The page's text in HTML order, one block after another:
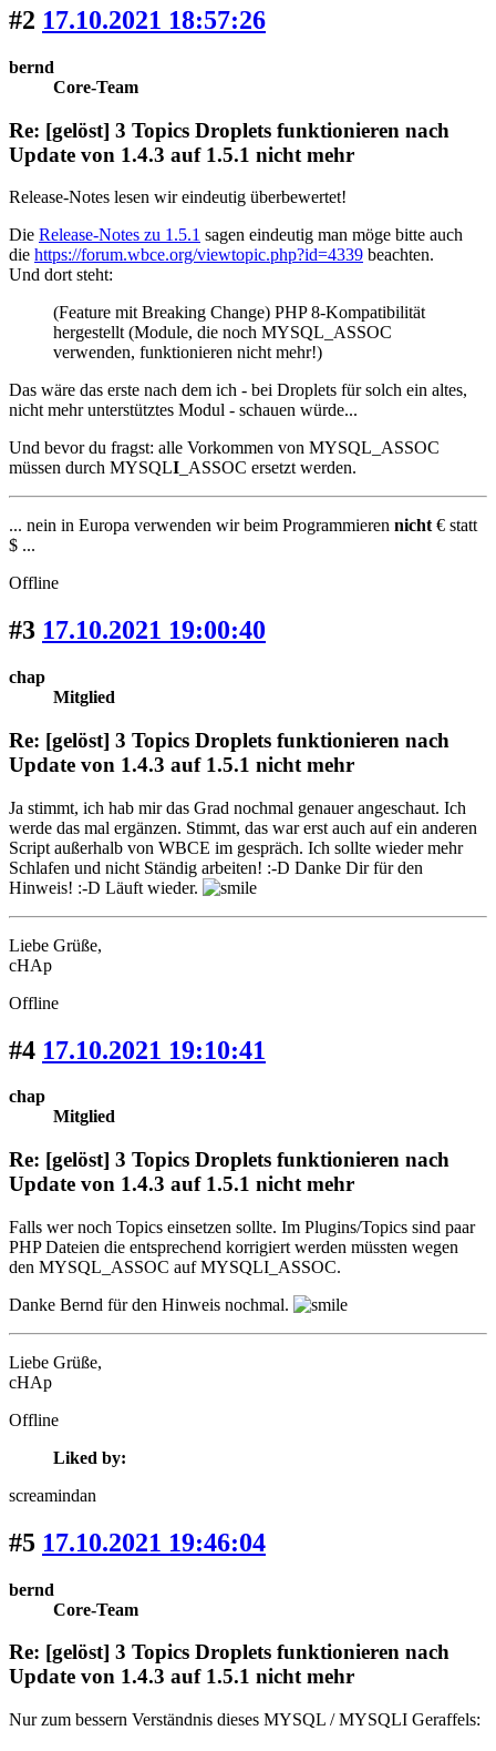
#2 17.10.2021 18:57:26
bernd
Core-Team
Re: [gelöst] 3 Topics Droplets funktionieren nach
Update von 1.4.3 auf 1.5.1 nicht mehr
Release-Notes lesen wir eindeutig überbewertet!
Die Release-Notes zu 1.5.1 sagen eindeutig man möge bitte auch
die https://forum.wbce.org/viewtopic.php?id=4339 beachten.
Und dort steht:
(Feature mit Breaking Change) PHP 8-Kompatibilität
hergestellt (Module, die noch MYSQL_ASSOC
verwenden, funktionieren nicht mehr!)
Das wäre das erste nach dem ich - bei Droplets für solch ein altes,
nicht mehr unterstütztes Modul - schauen würde...
Und bevor du fragst: alle Vorkommen von MYSQL_ASSOC
müssen durch MYSQLI _ASSOC ersetzt werden.
... nein in Europa verwenden wir beim Programmieren nicht € statt
$ ...
Offline
#3 17.10.2021 19:00:40
chap
Mitglied
Re: [gelöst] 3 Topics Droplets funktionieren nach
Update von 1.4.3 auf 1.5.1 nicht mehr
Ja stimmt, ich hab mir das Grad nochmal genauer angeschaut. Ich
werde das mal ergänzen. Stimmt, das war erst auch auf ein anderen
Script außerhalb von WBCE im gespräch. Ich sollte wieder mehr
Schlafen und nicht Ständig arbeiten! :-D Danke Dir für den
Hinweis! :-D Läuft wieder.
Liebe Grüße,
cHAp
Offline
#4 17.10.2021 19:10:41
chap
Mitglied
Re: [gelöst] 3 Topics Droplets funktionieren nach
Update von 1.4.3 auf 1.5.1 nicht mehr
Falls wer noch Topics einsetzen sollte. Im Plugins/Topics sind paar
PHP Dateien die entsprechend korrigiert werden müssten wegen
den MYSQL_ASSOC auf MYSQLI_ASSOC.
Danke Bernd für den Hinweis nochmal.
Liebe Grüße,
cHAp
Offline
Liked by:
screamindan
#5 17.10.2021 19:46:04
bernd
Core-Team
Re: [gelöst] 3 Topics Droplets funktionieren nach
Update von 1.4.3 auf 1.5.1 nicht mehr
Nur zum bessern Verständnis dieses MYSQL / MYSQLI Geraffels: